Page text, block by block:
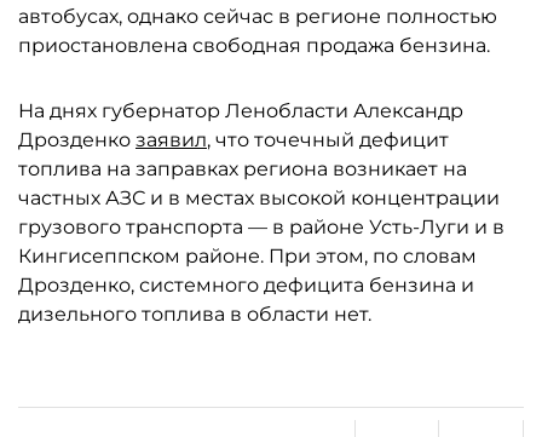
автобусах, однако сейчас в регионе полностью
приостановлена свободная продажа бензина.
На днях губернатор Ленобласти Александр
Дрозденко заявил, что точечный дефицит
топлива на заправках региона возникает на
частных АЗС и в местах высокой концентрации
грузового транспорта — в районе Усть-Луги и в
Кингисеппском районе. При этом, по словам
Дрозденко, системного дефицита бензина и
дизельного топлива в области нет.